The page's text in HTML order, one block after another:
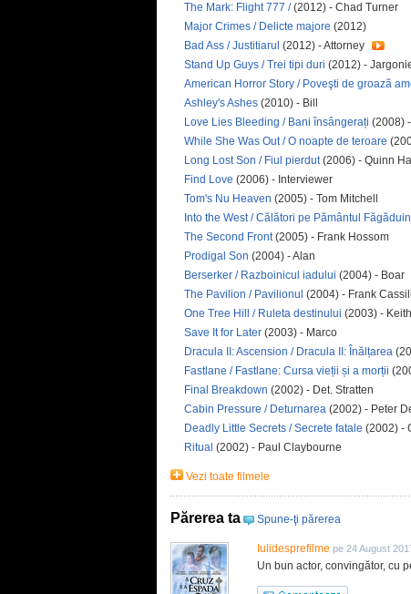
The Mark: Flight 777 /(2012) - Chad Turner
Major Crimes / Delicte majore (2012)
Bad Ass / Justitiarul (2012) - Attorney
Stand Up Guys / Trei tipi duri (2012) -
American Horror Story / Poveşti de groază
Ashley's Ashes (2010) - Bill
Love Lies Bleeding / Bani însângerați (2008)
While She Was Out / O noapte de teroare
Long Lost Son / Fiul pierdut(2006) - Quinn
Find Love (2006) - Interviewer
Tom's Nu Heaven (2005) - Tom Mitchell
Into the West / Călători pe Pământul
The Second Front(2005) - Frank Hossom
Prodigal Son (2004) - Alan
Berserker / Razboinicul iadului (2004) - Boar
The Pavilion / Pavilionul (2004) - Frank
One Tree Hill / Ruleta destinului (2003) -
Save It for Later (2003) - Marco
Dracula II: Ascension / Dracula II: Înălțarea
Fastlane / Fastlane: Cursa vieții și a morții
Final Breakdown (2002) - Det. Stratten
Cabin Pressure / Deturnarea (2002) - Peter
Deadly Little Secrets / Secrete fatale (2002) -
Ritual (2002) - Paul Claybourne
Vezi toate filmele
Părerea ta Spune-ţi părerea
Iulidesprefilme pe 24 August
Un bun actor, convingător, cu